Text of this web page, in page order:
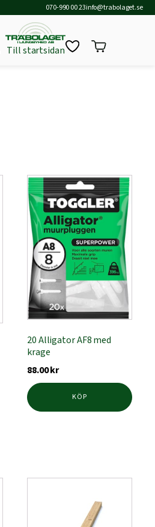
070-990 00 23info@trabolaget.se
Till startsidan
20 Alligator AF8 med
krage
88.00kr
KÖP